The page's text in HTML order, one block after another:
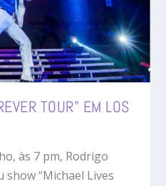
TOUR” EM LOS
às 7 pm, Rodrigo
“Michael Lives